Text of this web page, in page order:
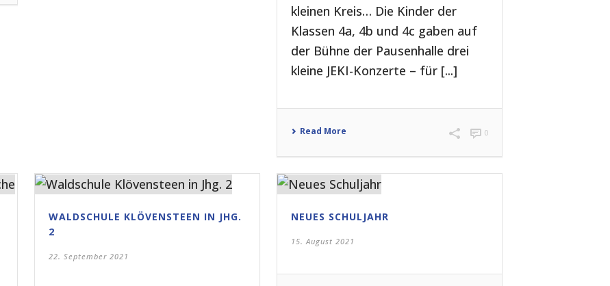
kleinen Kreis… Die Kinder der
Klassen 4a, 4b und 4c gaben auf
der Bühne der Pausenhalle drei
kleine JEKI-Konzerte – für [...]
Read More 0
WALDSCHULE KLÖVENSTEEN IN JHG.
2
22. September 2021
NEUES SCHULJAHR
15. August 2021